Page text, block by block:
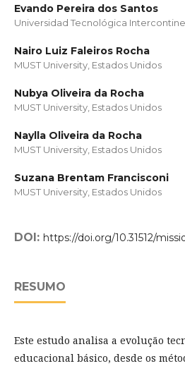
Evando Pereira dos Santos
Universidad Tecnológica
Nairo Luiz Faleiros Rocha
MUST University, Estados Unidos
Nubya Oliveira da Rocha
MUST University, Estados Unidos
Naylla Oliveira da Rocha
MUST University, Estados Unidos
Suzana Brentam Francisconi
MUST University, Estados Unidos
DOI: https://doi.org/10.31512/
RESUMO
Este estudo analisa a evolução
educacional básico, desde os